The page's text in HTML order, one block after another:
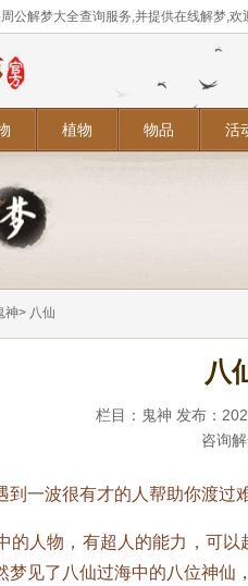
公解梦大全查询服务,并提供在线解梦,欢
植物 物品 活
神> 八仙
八
栏目： 鬼神 发布：
咨询
一波很有才的人帮助你渡过难
人物，有超人的能力，可以
梦见了八仙过海中的八位神仙